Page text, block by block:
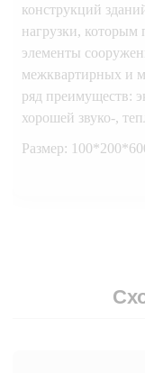
конструкций
нагрузки,
элементы
межквартирных и
ряд преимуществ:
хорошей звуко-,
Размер: